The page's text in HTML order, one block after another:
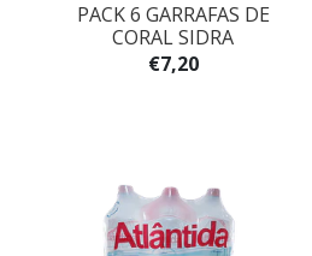
PACK 6 GARRAFAS DE
CORAL SIDRA
€7,20